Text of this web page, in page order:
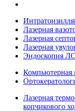
Лазерная
Лазерная
Лазерная
Эндоскопия
Компьютерная
Лазерная
копчикового